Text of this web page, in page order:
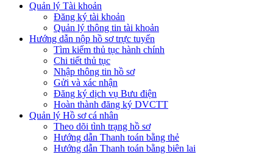
Quản lý Tài khoản
Đăng ký tài khoản
Quản lý thông tin tài khoản
Hướng dẫn nộp hồ sơ trực tuyến
Tìm kiếm thủ tục hành chính
Chi tiết thủ tục
Nhập thông tin hồ sơ
Gửi và xác nhận
Đăng ký dịch vụ Bưu điện
Hoàn thành đăng ký DVCTT
Quản lý Hồ sơ cá nhân
Theo dõi tình trạng hồ sơ
Hướng dẫn Thanh toán bằng thẻ
Hướng dẫn Thanh toán bằng biên lai